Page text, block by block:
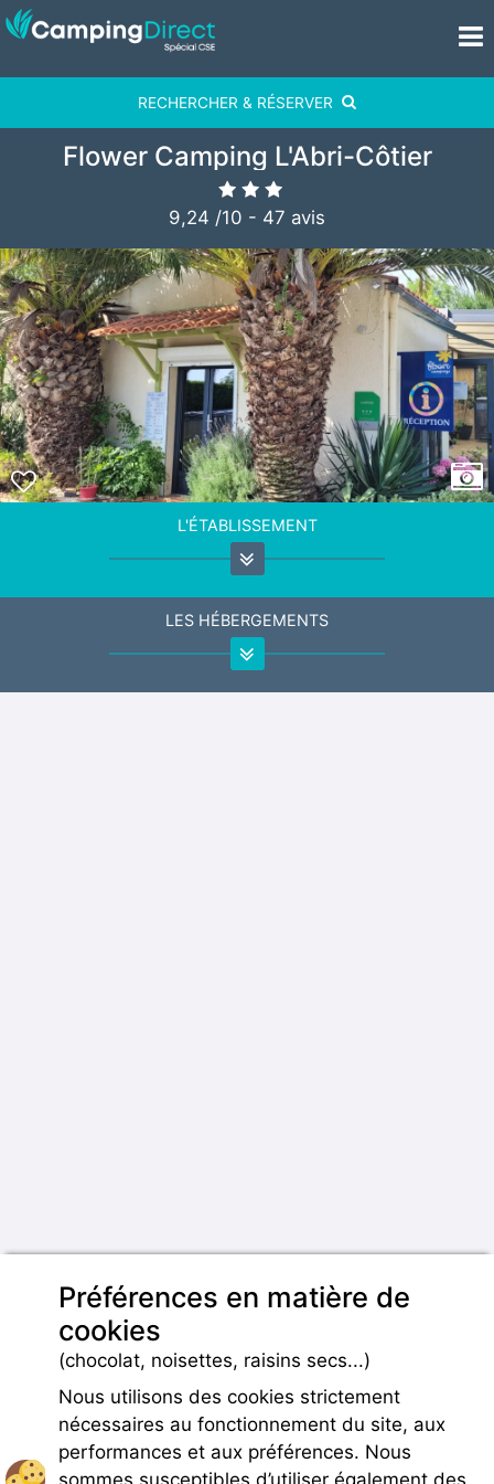
RECHERCHER & RÉSERVER
Flower Camping L'Abri-Côtier
9,24 /10 - 47 avis
L'ÉTABLISSEMENT
LES HÉBERGEMENTS
Préférences en matière de
cookies
(chocolat, noisettes, raisins secs...)
Nous utilisons des cookies strictement
nécessaires au fonctionnement du site, aux
performances et aux préférences. Nous
sommes susceptibles d’utiliser également des